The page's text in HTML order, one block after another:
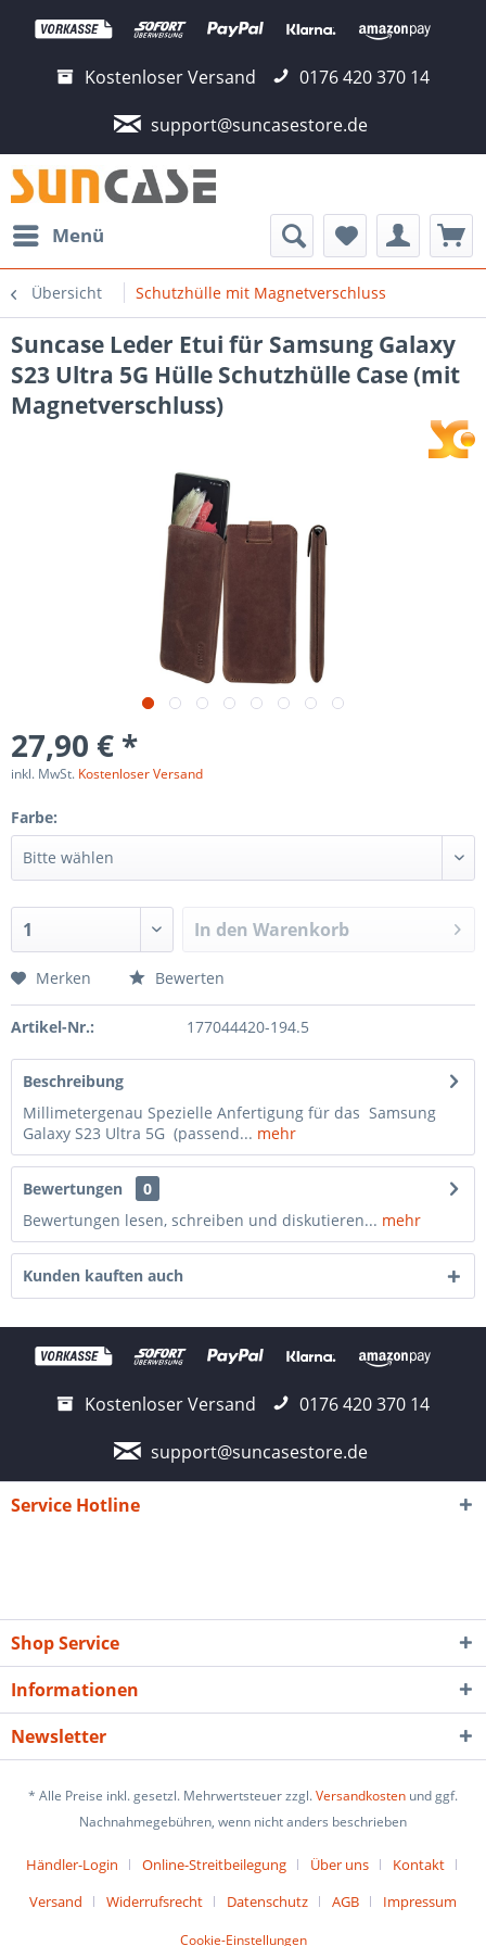
Kostenloser Versand
0176 420 370 14
support@suncasestore.de
Menü
Übersicht Schutzhülle mit Magnetverschluss
Suncase Leder Etui für Samsung Galaxy
S23 Ultra 5G Hülle Schutzhülle Case (mit
Magnetverschluss)
27,90 € *
inkl. MwSt. Kostenloser Versand
Farbe:
In den Warenkorb
Merken Bewerten
Artikel-Nr.: 177044420-194.5
Beschreibung
Millimetergenau Spezielle Anfertigung für das Samsung
Galaxy S23 Ultra 5G (passend... mehr
Bewertungen
0
Bewertungen lesen, schreiben und diskutieren... mehr
Kunden kauften auch
Kostenloser Versand
0176 420 370 14
support@suncasestore.de
Service Hotline
Shop Service
Informationen
Newsletter
* Alle Preise inkl. gesetzl. Mehrwertsteuer zzgl.Versandkosten und ggf.
Nachnahmegebühren, wenn nicht anders beschrieben
Händler-Login Online-Streitbeilegung Über uns
Kontakt
Versand
Widerrufsrecht Datenschutz AGB Impressum
Cookie-Einstellungen